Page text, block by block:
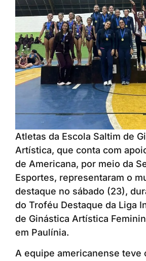
Atletas da Escola Saltim de
Artística, que conta com
de Americana, por meio da
Esportes, representaram o
destaque no sábado (23),
do Troféu Destaque da Liga
de Ginástica Artística
em Paulínia.
A equipe americanense teve